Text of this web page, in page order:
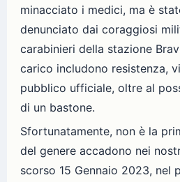
minacciato i medici, ma è
denunciato dai coraggiosi
carabinieri della stazione
carico includono resistenza,
pubblico ufficiale, oltre al
di un bastone.
Sfortunatamente, non è la
del genere accadono nei
scorso 15 Gennaio 2023, nel